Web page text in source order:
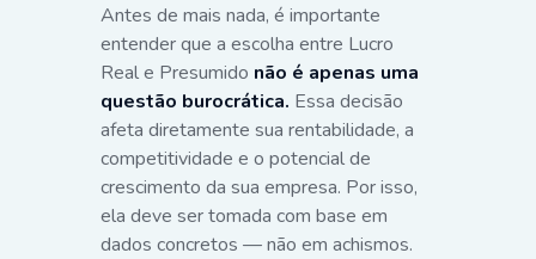
Antes de mais nada, é importante
entender que a escolha entre Lucro
Real e Presumido não é apenas uma
questão burocrática. Essa decisão
afeta diretamente sua rentabilidade, a
competitividade e o potencial de
crescimento da sua empresa. Por isso,
ela deve ser tomada com base em
dados concretos — não em achismos.